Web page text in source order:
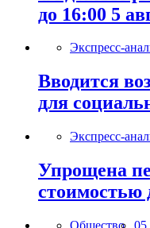
до 16:00 5
Экспресс-
Вводится
для
Экспресс-
Упрощена
стоимостью
Общество, 05